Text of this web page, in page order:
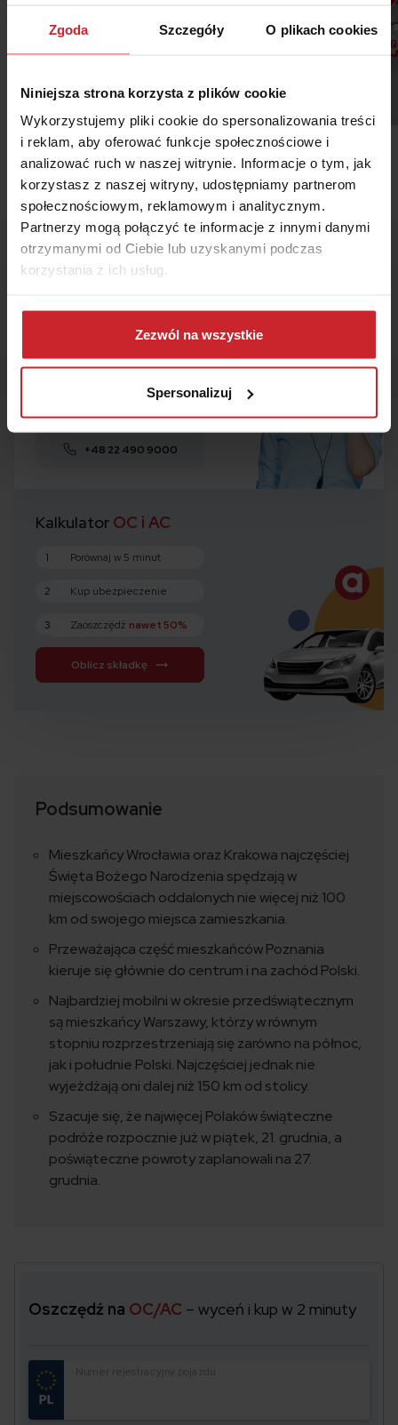
Zgoda Szczegóły O plikach cookies
Niniejsza strona korzysta z plików cookie
Wykorzystujemy pliki cookie do spersonalizowania treści
i reklam, aby oferować funkcje społecznościowe i
analizować ruch w naszej witrynie. Informacje o tym, jak
korzystasz z naszej witryny, udostępniamy partnerom
społecznościowym, reklamowym i analitycznym.
Partnerzy mogą połączyć te informacje z innymi danymi
otrzymanymi od Ciebie lub uzyskanymi podczas
korzystania z ich usług.
Dowiedz się więcej na temat tego, kim jesteśmy, jak
można się z nami skontaktować i w jaki sposób
przetwarzamy dane osobowe w ramachPolityki
Zezwól na wszystkie
Spersonalizuj
fot. Yanosik
Nasi eksperci chętnie
+48 22 490 9000
Kalkulator OC i AC
1 Porównaj w 5 minut
2 Kup ubezpieczenie
3 Zaoszczędź nawet 50%
Oblicz składkę
Podsumowanie
Mieszkańcy Wrocławia oraz Krakowa najczęściej
Święta Bożego Narodzenia spędzają w
miejscowościach oddalonych nie więcej niż 100
km od swojego miejsca zamieszkania.
Przeważająca część mieszkańców Poznania
kieruje się głównie do centrum i na zachód Polski.
Najbardziej mobilni w okresie przedświątecznym
są mieszkańcy Warszawy, którzy w równym
stopniu rozprzestrzeniają się zarówno na północ,
jak i południe Polski. Najczęściej jednak nie
wyjeżdżają oni dalej niż 150 km od stolicy.
Szacuje się, że najwięcej Polaków świąteczne
podróże rozpocznie już w piątek, 21. grudnia, a
poświąteczne powroty zaplanowali na 27.
grudnia.
Oszczędź na OC/AC – wyceń i kup w 2 minuty
Numer rejestracyjny pojazdu